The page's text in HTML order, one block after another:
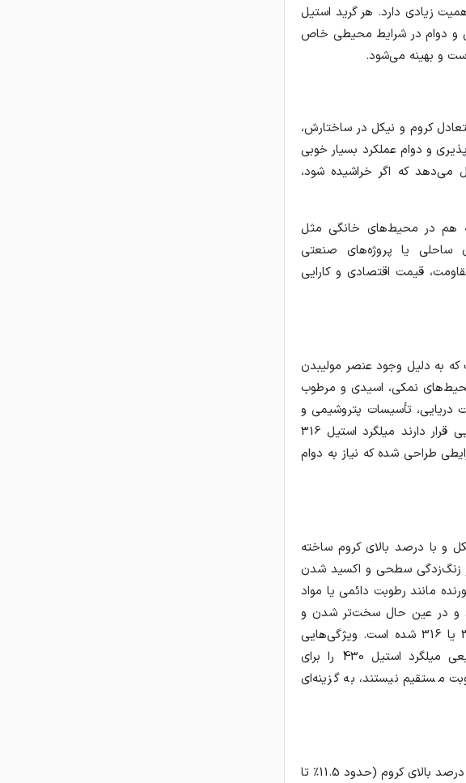
زیادی دارد. هر گرید استیل
و دوام در شرایط محیطی خاص
و بهینه می‌شود.
کروم و نیکل در ساختارش،
و دوام عملکرد بسیار خوبی
تشکیل می‌دهد که اگر خراشیده شود،
دانست که هم در محیط‌های خانگی مثل
ساحلی یا پروژه‌های صنعتی
کاربرد دارد. ویژگی کلیدی میلگرد استیل 304 مقاومت، قیمت اقتصادی و کارایی
که به دلیل وجود عنصر مولیبدن
محیط‌های نمکی، اسیدی و مرطوب
دریایی، تأسیسات پتروشیمی و
دستگاه‌های صنایع غذایی که در معرض رطوبت یا مواد شیمیایی قرار دارند میلگرد استیل 316
و پایدار باشد. در واقع میلگرد ۳۱۶ برای شرایطی طراحی شده که نیاز به دوام
نیکل و با درصد بالای کروم ساخته
باعث می‌شود که میلگرد استیل 430 در برابر زنگ‌زدگی سطحی و اکسید شدن
مانند رطوبت دائمی یا مواد
و در عین حال سخت‌تر شدن و
کاهش انعطاف‌پذیری آن نسبت به فولادهای آستنیتی مثل 304 یا 316 شده است. ویژگی‌هایی
مانند رسانایی حرارتی بالا، پایداری حرارتی و سطح براق طبیعی میلگرد استیل 430 را برای
مستقیم نیستند، به گزینه‌ای
میلگرد استیل 410 از گروه فولادهای زنگ‌نزن مارتنزیتی است که با درصد بالای کروم (حدود 11.5٪ تا